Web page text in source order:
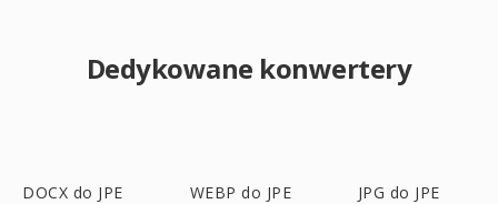
Dedykowane konwertery
DOCX do JPE WEBP do JPE JPG do JPE